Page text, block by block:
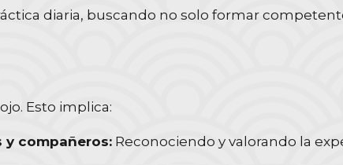
diaria, buscando no solo formar
Esto implica:
y compañeros: Reconociendo y valorando la